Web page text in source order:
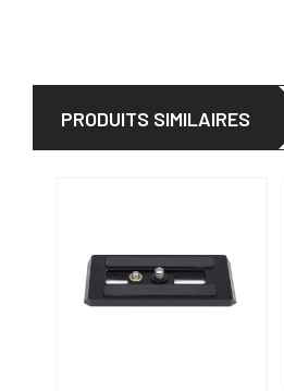
PRODUITS SIMILAIRES